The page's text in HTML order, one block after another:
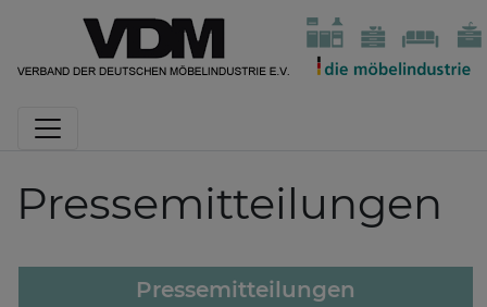
Pressemitteilungen
Pressemitteilungen